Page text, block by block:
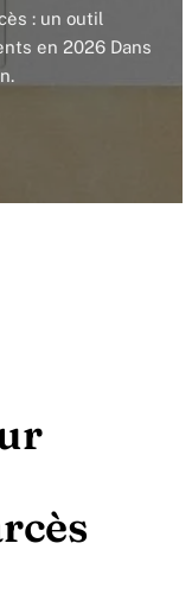
: un outil
en 2026 Dans